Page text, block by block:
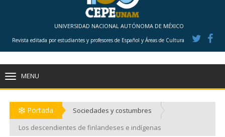
UNIVERSIDAD NACIONAL AUTÓNOMA DE MÉXICO
Revista editada por estudiantes y profesores de Español y Áreas de Cultura
MENU
Portada
Sociedades y costumbres
Los descendientes de finlandeses e indígenas